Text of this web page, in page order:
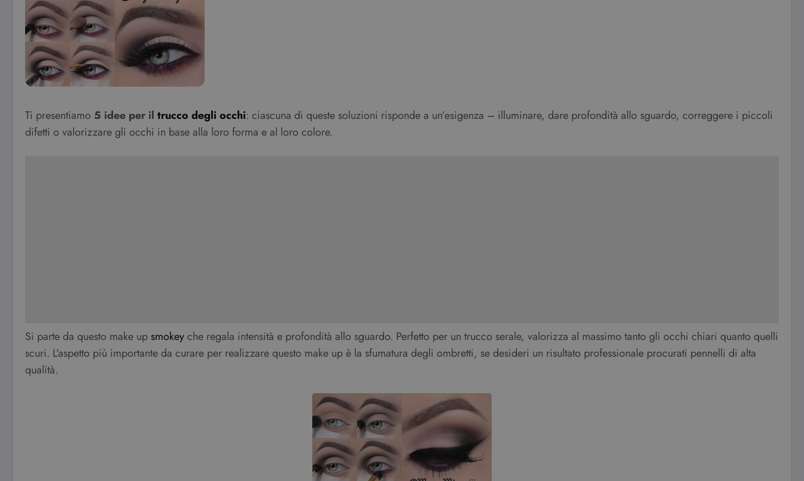
Ti presentiamo 5 idee per il trucco degli occhi: ciascuna di queste soluzioni risponde a un’esigenza – illuminare, dare profondità allo sguardo, correggere i piccoli
difetti o valorizzare gli occhi in base alla loro forma e al loro colore.
Si parte da questo make up smokeyche regala intensità e profondità allo sguardo. Perfetto per un trucco serale, valorizza al massimo tanto gli occhi chiari quanto quelli
scuri. L’aspetto più importante da curare per realizzare questo make up è la sfumatura degli ombretti, se desideri un risultato professionale procurati pennelli di alta
qualità.